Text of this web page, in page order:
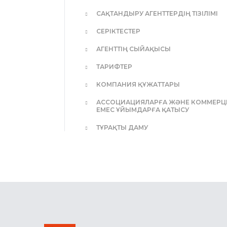
САҚТАНДЫРУ АГЕНТТЕРДІҢ ТІЗІЛІМІ
СЕРІКТЕСТЕР
АГЕНТТІҢ СЫЙАҚЫСЫ
ТАРИФТЕР
КОМПАНИЯ ҚҰЖАТТАРЫ
АССОЦИАЦИЯЛАРҒА ЖӘНЕ
ЕМЕС ҰЙЫМДАРҒА ҚАТЫСУ
ТҰРАҚТЫ ДАМУ